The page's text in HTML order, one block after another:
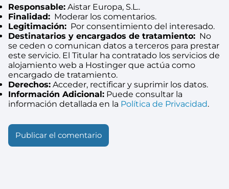
Responsable: Aistar Europa, S.L..
Finalidad: Moderar los comentarios.
Legitimación: Por consentimiento del interesado.
Destinatarios y encargados de tratamiento: No
se ceden o comunican datos a terceros para prestar
este servicio. El Titular ha contratado los servicios de
alojamiento web a Hostinger que actúa como
encargado de tratamiento.
Derechos: Acceder, rectificar y suprimir los datos.
Información Adicional: Puede consultar la
información detallada en la Política de Privacidad.